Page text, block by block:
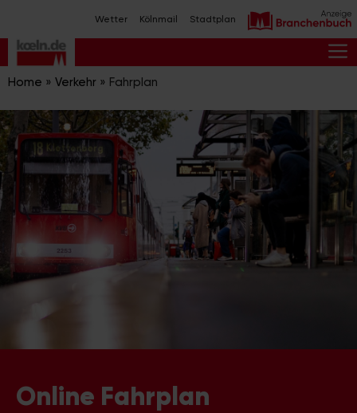
Inhalt
springen
Wetter Kölnmail Stadtplan
Home » Verkehr » Fahrplan
Online Fahrplan